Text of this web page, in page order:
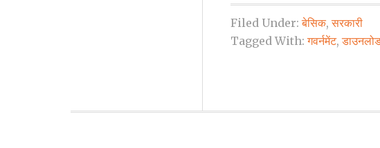
Filed Under:बेसिक,सरकारी
Tagged With:गवर्नमेंट,